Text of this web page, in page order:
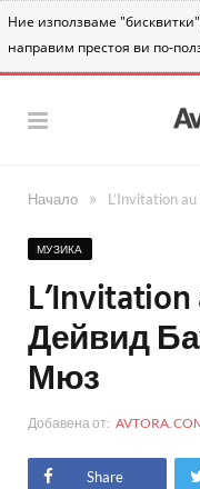
Ние използваме
направим престоя ви по-
Начало » L’Invitation
МУЗИКА
Дейвид
Мюз
Добавена от:
Share